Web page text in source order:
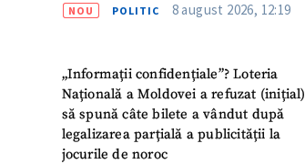
NOU POLITIC 8 august 2026, 12:19
„Informații confidențiale”? Loteria
Națională a Moldovei a refuzat (inițial)
să spună câte bilete a vândut după
legalizarea parțială a publicității la
jocurile de noroc
+ Emailul meu
+ Telefon personal